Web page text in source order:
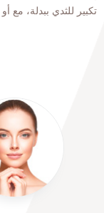
تكبير للثدي ببدلة، مع